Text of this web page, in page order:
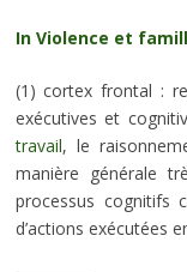
In Violence et
(1) cortex frontal :
exécutives et
travail, le
manière générale
processus cognitifs
d’actions exécutées